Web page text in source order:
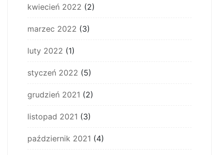
kwiecień 2022 (2)
marzec 2022 (3)
luty 2022 (1)
styczeń 2022 (5)
grudzień 2021 (2)
listopad 2021 (3)
październik 2021 (4)